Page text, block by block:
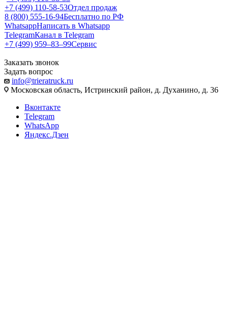
+7 (499) 110-58-53Отдел продаж
8 (800) 555-16-94Бесплатно по РФ
WhatsappНаписать в Whatsapp
TelegramКанал в Telegram
+7 (499) 959‒83‒99Сервис
Заказать звонок
Задать вопрос
info@trieratruck.ru
Московская область, Истринский район, д. Духанино, д. 36
Вконтакте
Telegram
WhatsApp
Яндекс.Дзен